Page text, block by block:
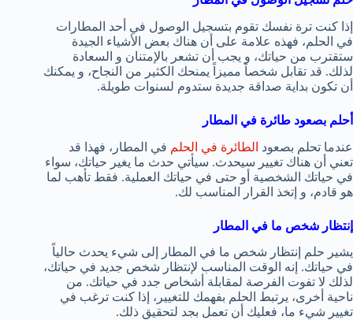
إذا كنت ترة نفسك تقوم بتسجيل الوصول في أحد المطارات
في الحلم، فهذه علامة على أن هناك بعض الأشياء الجيدة
ستقترب من حياتك، و يجب أن تشعر بالإمتنان و السعادة
لذلك. قد تقابل شخصاً مميزاً يمنحك الكثير من النجاح، و يمكنك
أن تكون بداية صداقة جديدة ستدوم لسنوات طويلة.
أحلم بصعود طائرة في المطار
عندما تحلم بصعود الطائرة في الحلم في المطار، فهذا قد
تعني أن هناك تغيير سيحدث. سيأتي حدث ما يغير حياتك، سواء
في حياتك الشخصية أو حتى في حياتك العملية. فقط تأهب لما
هو قادم، و إتخذ القرار المناسب لك.
إنتظار شخص ما في المطار
يشير حلم إنتظار شخص ما في المطار إلى شيء يحدث حالياً
في حياتك. إنه الوقت المناسب لإنتظار شخص جديد في حياتك،
لذلك لا تفوت الفرصة لمقابلة أشخاص جدد في حياتك. من
ناحية أخرى، يرتبط الحلم بفهمك للتغيير، إذا كنت ترغب في
تغيير شيء ما، فعليك أن تعمل بجد لتحقيق ذلك.